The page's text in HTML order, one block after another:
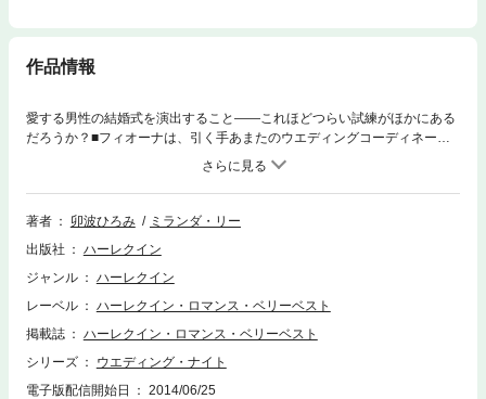
作品情報
愛する男性の結婚式を演出すること――これほどつらい試練がほかにある
だろうか？■フィオーナは、引く手あまたのウエディングコーディネータ
ー。ある日、大富豪の未亡人キャスリンから仕事の依頼が舞いこんだ。コ
ーディネートするのは、彼女の一人息子の結婚式。この仕事を成功させれ
ば、名実ともに業界の第一人者になれる。ただ、一つだけ問題があった。
キャスリンの一人息子とは、十年前フィオーナとつかのま結婚していた相
づいていないらしい。そうとわかれば、依頼はキャンセルされるだろう。
フィオーナは正体を隠してキャスリンの屋敷に出向いた。幸いにも、今や
が、そこへフィリップが……。十年前より魅力的になった彼は、母親が席
をはずした隙に言った。「そんな芝居はやめるんだ」フィリップは気づい
著者 卯波ひろみ
ミランダ・リー
出版社
ハーレクイン
ジャンル
ハーレクイン
レーベル
ハーレクイン・ロマンス・ベリーベスト
掲載誌
ハーレクイン・ロマンス・ベリーベスト
シリーズ
ウエディング・ナイト
電子版配信開始日
2014/06/25